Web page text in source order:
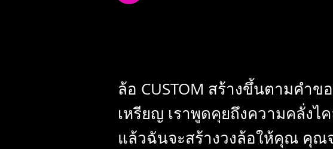
ล้อ CUSTOM สร้างขึ้นตามคำ
เหรียญ เราพูดคุยถึงความคลั่ง
แล้วฉันจะสร้างวงล้อให้คุณ คุณ